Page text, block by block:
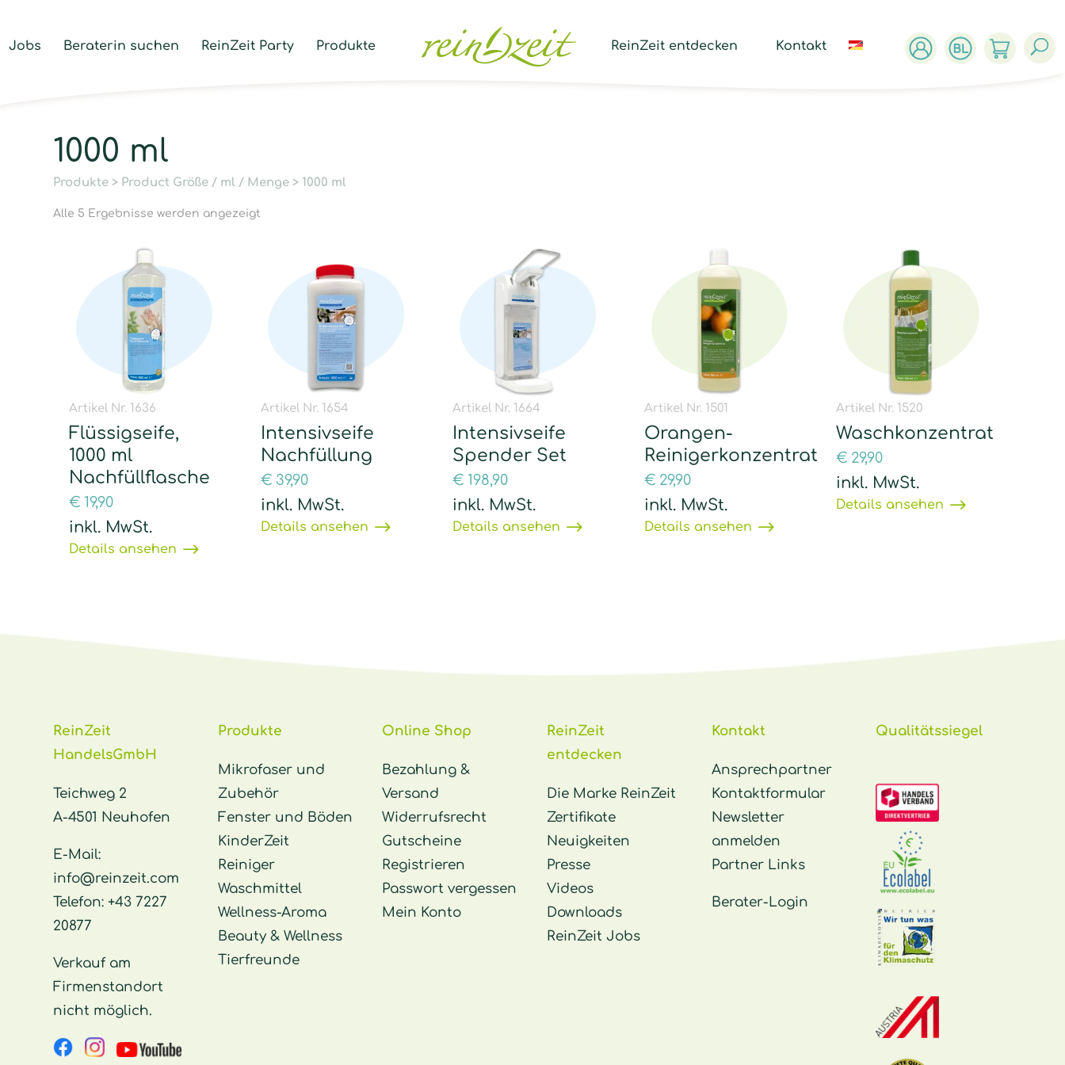
Jobs Beraterin suchen ReinZeit Party Produkte ReinZeit entdecken Kontakt
1000 ml
Produkte > Product Größe / ml / Menge > 1000 ml
Alle 5 Ergebnisse werden angezeigt
Artikel Nr. 1636
Flüssigseife,
1000 ml
Nachfüllflasche
€ 19,90
inkl. MwSt.
Details ansehen
Artikel Nr. 1654
Intensivseife
Nachfüllung
€ 39,90
inkl. MwSt.
Details ansehen
Artikel Nr. 1664
Intensivseife
Spender Set
€ 198,90
inkl. MwSt.
Details ansehen
Artikel Nr. 1501
Orangen-
Reinigerkonzentrat
€ 29,90
inkl. MwSt.
Details ansehen
Artikel Nr. 1520
Waschkonzentrat
€ 29,90
inkl. MwSt.
Details ansehen
ReinZeit
HandelsGmbH
Teichweg 2
A-4501 Neuhofen
E-Mail:
info@reinzeit.com
Telefon:+43 7227
20877
Verkauf am
Firmenstandort
nicht möglich.
Produkte
Mikrofaser und
Zubehör
Fenster und Böden
KinderZeit
Reiniger
Waschmittel
Wellness-Aroma
Beauty & Wellness
Tierfreunde
Online Shop
Bezahlung &
Versand
Widerrufsrecht
Gutscheine
Registrieren
Passwort vergessen
Mein Konto
ReinZeit
entdecken
Die Marke ReinZeit
Zertifikate
Neuigkeiten
Presse
Videos
Downloads
ReinZeit Jobs
Kontakt
Ansprechpartner
Kontaktformular
Newsletter
anmelden
Partner Links
Berater-Login
Qualitätssiegel